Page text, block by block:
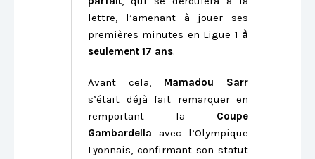
lettre, l’amenant à jouer ses
premières minutes en Ligue 1 à
seulement 17 ans.
Avant cela, Mamadou Sarr
s’était déjà fait remarquer en
remportant la Coupe
Gambardella avec l’Olympique
Lyonnais, confirmant son statut